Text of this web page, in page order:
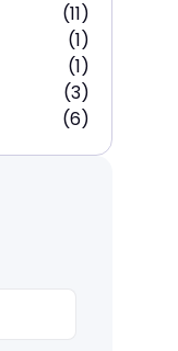
(11)
(1)
(1)
(3)
(6)